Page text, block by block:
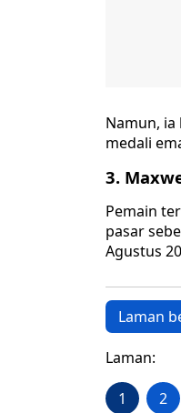
Namun,
medali
3.
Pemain
pasar
Agustus
Laman
Laman:
1 2